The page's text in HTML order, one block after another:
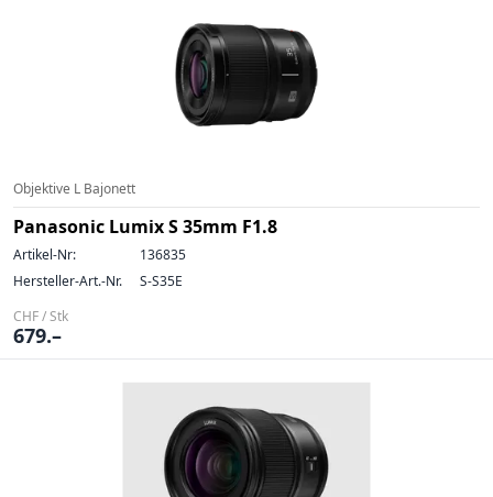
Objektive L Bajonett
Panasonic Lumix S 35mm F1.8
Artikel-Nr:
136835
Hersteller-Art.-Nr.
S-S35E
CHF / Stk
679.–